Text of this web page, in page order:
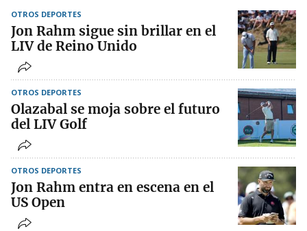
OTROS DEPORTES
Jon Rahm sigue sin brillar en el
LIV de Reino Unido
OTROS DEPORTES
Olazabal se moja sobre el futuro
del LIV Golf
OTROS DEPORTES
Jon Rahm entra en escena en el
US Open